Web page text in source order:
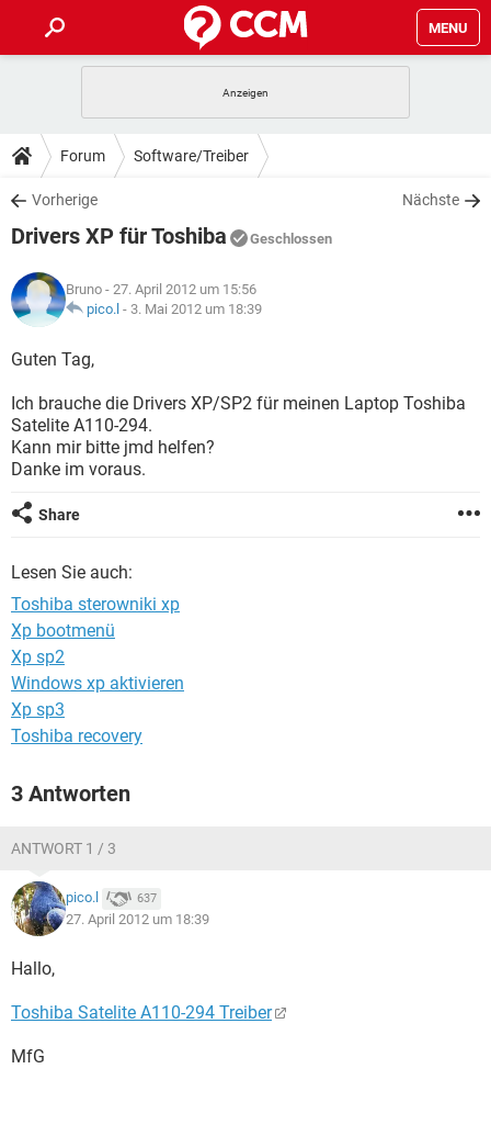
MENU
ANDROID IOS
WINDOWS 10
WHATSAPP TIKTOK
FACEBOOK
TIPPS & TRICKS
SPIELE
WHATSAPP
FACEBOOK
DOWNLOADS
SPIELE STREAMING
ANDROID
WINDOWS 10
WHATSAPP
SPIELE
ANDROID
WINDOWS 10
WHATSAPP TIKTOK
FACEBOOK
LEXIKON
SPIELE
WINDOWS 10
WHATSAPP
FACEBOOK
Forum Software/Treiber
Vorherige Nächste
Drivers XP für Toshiba Geschlossen
Bruno - 27. April 2012 um 15:56
pico.l - 3. Mai 2012 um 18:39
Guten Tag,
Ich brauche die Drivers XP/SP2 für meinen Laptop Toshiba
Satelite A110-294.
Kann mir bitte jmd helfen?
Danke im voraus.
Share
Lesen Sie auch:
Toshiba sterowniki xp
Xp bootmenü
Xp sp2
Windows xp aktivieren
Xp sp3
Toshiba recovery
3 Antworten
ANTWORT 1 / 3
pico.l 637
27. April 2012 um 18:39
Hallo,
Toshiba Satelite A110-294 Treiber
MfG